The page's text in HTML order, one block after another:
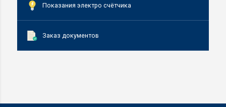
Показания электро счётчика
Заказ документов